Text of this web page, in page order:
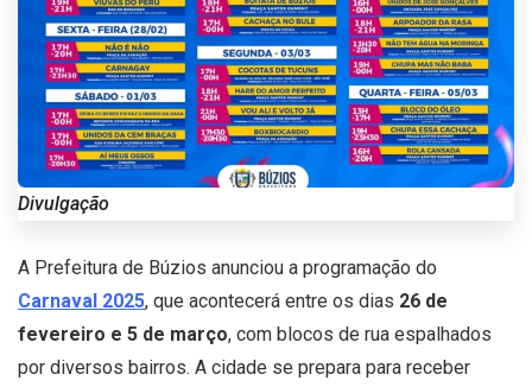
Divulgação
A Prefeitura de Búzios anunciou a programação do
Carnaval 2025, que acontecerá entre os dias 26 de
fevereiro e 5 de março, com blocos de rua espalhados
por diversos bairros. A cidade se prepara para receber